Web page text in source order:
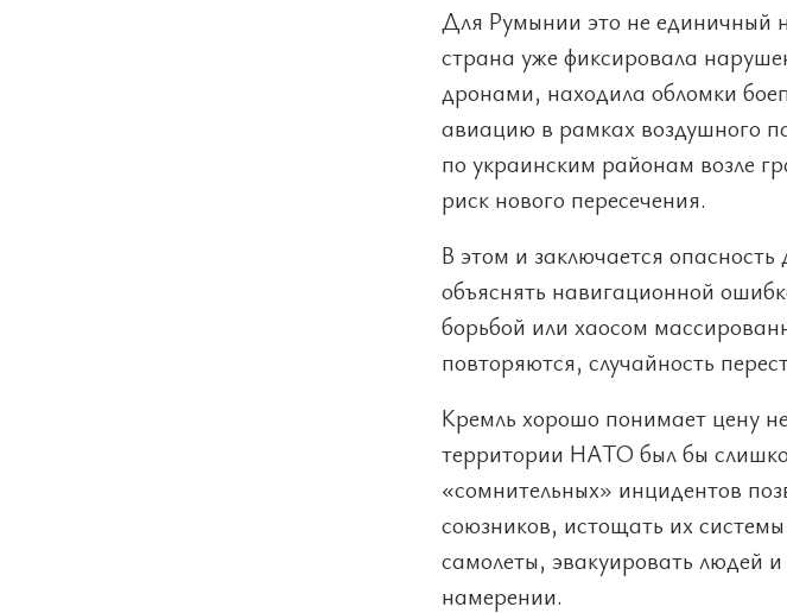
Для Румынии это не единичный
страна уже фиксировала
дронами, находила обломки
авиацию в рамках воздушного
по украинским районам возле
риск нового пересечения.
В этом и заключается
объяснять навигационной
борьбой или хаосом
повторяются, случайность
Кремль хорошо понимает цену
территории НАТО был бы
«сомнительных» инцидентов
союзников, истощать их
самолеты, эвакуировать людей
намерении.